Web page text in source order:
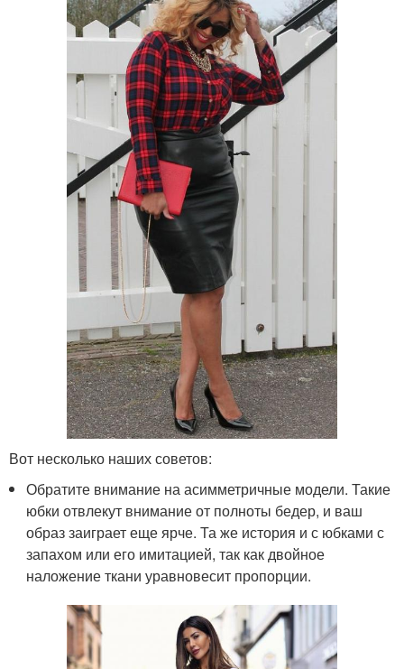
Вот несколько наших советов:
Обратите внимание на асимметричные модели. Такие
юбки отвлекут внимание от полноты бедер, и ваш
образ заиграет еще ярче. Та же история и с юбками с
запахом или его имитацией, так как двойное
наложение ткани уравновесит пропорции.